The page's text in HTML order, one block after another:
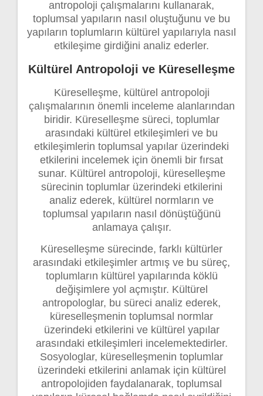
antropoloji çalışmalarını kullanarak,
toplumsal yapıların nasıl oluştuğunu ve bu
yapıların toplumların kültürel yapılarıyla nasıl
etkileşime girdiğini analiz ederler.
Kültürel Antropoloji ve Küreselleşme
Küreselleşme, kültürel antropoloji
çalışmalarının önemli inceleme alanlarından
biridir. Küreselleşme süreci, toplumlar
arasındaki kültürel etkileşimleri ve bu
etkileşimlerin toplumsal yapılar üzerindeki
etkilerini incelemek için önemli bir fırsat
sunar. Kültürel antropoloji, küreselleşme
sürecinin toplumlar üzerindeki etkilerini
analiz ederek, kültürel normların ve
toplumsal yapıların nasıl dönüştüğünü
anlamaya çalışır.
Küreselleşme sürecinde, farklı kültürler
arasındaki etkileşimler artmış ve bu süreç,
toplumların kültürel yapılarında köklü
değişimlere yol açmıştır. Kültürel
antropologlar, bu süreci analiz ederek,
küreselleşmenin toplumsal normlar
üzerindeki etkilerini ve kültürel yapılar
arasındaki etkileşimleri incelemektedirler.
Sosyologlar, küreselleşmenin toplumlar
üzerindeki etkilerini anlamak için kültürel
antropolojiden faydalanarak, toplumsal